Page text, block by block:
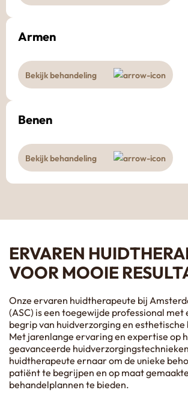
Armen
Bekijk behandeling
Benen
Bekijk behandeling
ERVAREN
VOOR MOOIE
Onze ervaren huidtherapeute bij
(ASC) is een toegewijde professional met
begrip van huidverzorging en
Met jarenlange ervaring en expertise op
geavanceerde
huidtherapeute ernaar om de unieke
patiënt te begrijpen en op maat gemaakte
behandelplannen te bieden.